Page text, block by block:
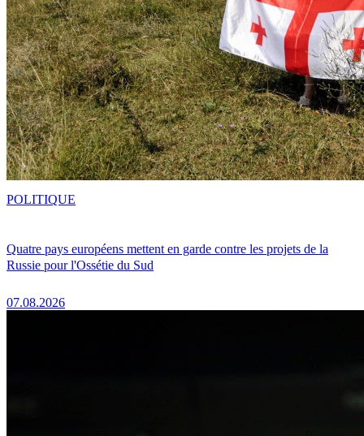
Quatre pays européens mettent en garde contre les projets de la
Russie pour l'Ossétie du Sud
07.08.2026
POLITIQUE